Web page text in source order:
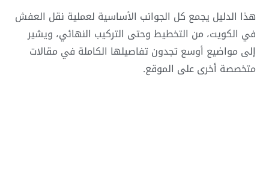
هذا الدليل يجمع كل الجوانب الأساسية لعملية نقل العفش
في الكويت، من التخطيط وحتى التركيب النهائي، ويشير
إلى مواضيع أوسع تجدون تفاصيلها الكاملة في مقالات
متخصصة أخرى على الموقع.